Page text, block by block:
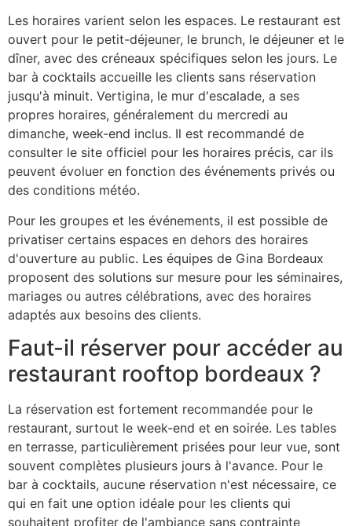
Les horaires varient selon les espaces. Le restaurant est
ouvert pour le petit-déjeuner, le brunch, le déjeuner et le
dîner, avec des créneaux spécifiques selon les jours. Le
bar à cocktails accueille les clients sans réservation
jusqu'à minuit. Vertigina, le mur d'escalade, a ses
propres horaires, généralement du mercredi au
dimanche, week-end inclus. Il est recommandé de
consulter le site officiel pour les horaires précis, car ils
peuvent évoluer en fonction des événements privés ou
des conditions météo.
Pour les groupes et les événements, il est possible de
privatiser certains espaces en dehors des horaires
d'ouverture au public. Les équipes de Gina Bordeaux
proposent des solutions sur mesure pour les séminaires,
mariages ou autres célébrations, avec des horaires
adaptés aux besoins des clients.
Faut-il réserver pour accéder au
restaurant rooftop bordeaux ?
La réservation est fortement recommandée pour le
restaurant, surtout le week-end et en soirée. Les tables
en terrasse, particulièrement prisées pour leur vue, sont
souvent complètes plusieurs jours à l'avance. Pour le
bar à cocktails, aucune réservation n'est nécessaire, ce
qui en fait une option idéale pour les clients qui
souhaitent profiter de l'ambiance sans contrainte